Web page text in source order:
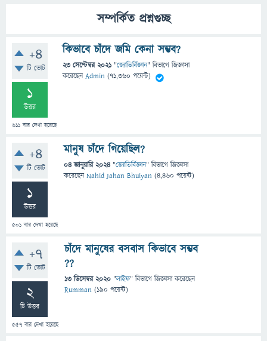
সম্পর্কিত প্রশ্নগুচ্ছ
+4
টি ভোট
1
উত্তর
611 বার দেখা হয়েছে
কিভাবে চাঁদে জমি কেনা সম্ভব?
23 সেপ্টেম্বর 2021 "জ্যোতির্বিজ্ঞান" বিভাগে জিজ্ঞাসা
করেছেনAdmin (71,360 পয়েন্ট)
+4
টি ভোট
1
উত্তর
501 বার দেখা হয়েছে
মানুষ চাঁদে গিয়েছিল?
04 জানুয়ারি 2024 "জ্যোতির্বিজ্ঞান" বিভাগে জিজ্ঞাসা
করেছেনNahid Jahan Bhuiyan (4,460 পয়েন্ট)
+7
টি ভোট
2
টি উত্তর
557 বার দেখা হয়েছে
চাঁদে মানুষের বসবাস কিভাবে সম্ভব
??
13 ডিসেম্বর 2020 "লাইফ" বিভাগে জিজ্ঞাসাকরেছেন
Rumman (190 পয়েন্ট)